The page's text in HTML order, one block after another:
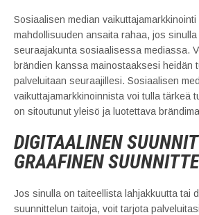
Sosiaalisen median vaikuttajamarkkinointi
mahdollisuuden ansaita rahaa, jos
seuraajakunta sosiaalisessa mediassa.
brändien kanssa mainostaaksesi heidän
palveluitaan seuraajillesi. Sosiaalisen
vaikuttajamarkkinoinnista voi tulla tärkeä
on sitoutunut yleisö ja luotettava
DIGITAALINEN
GRAAFINEN
Jos sinulla on taiteellista lahjakkuutta tai
suunnittelun taitoja, voit tarjota